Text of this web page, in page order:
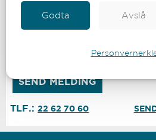
Godta Avslå
Godkjenner
TLF.:22 62 70 60